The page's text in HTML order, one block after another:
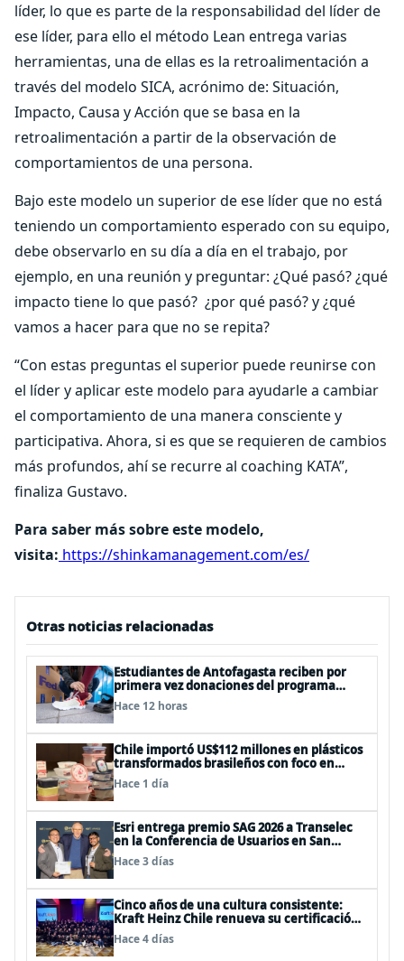
líder, lo que es parte de la responsabilidad del líder de
ese líder, para ello el método Lean entrega varias
herramientas, una de ellas es la retroalimentación a
través del modelo SICA, acrónimo de: Situación,
Impacto, Causa y Acción que se basa en la
retroalimentación a partir de la observación de
comportamientos de una persona.
Bajo este modelo un superior de ese líder que no está
teniendo un comportamiento esperado con su equipo,
debe observarlo en su día a día en el trabajo, por
ejemplo, en una reunión y preguntar: ¿Qué pasó? ¿qué
impacto tiene lo que pasó? ¿por qué pasó? y ¿qué
vamos a hacer para que no se repita?
“Con estas preguntas el superior puede reunirse con
el líder y aplicar este modelo para ayudarle a cambiar
el comportamiento de una manera consciente y
participativa. Ahora, si es que se requieren de cambios
más profundos, ahí se recurre al coaching KATA”,
finaliza Gustavo.
Para saber más sobre este modelo,
visita: https://shinkamanagement.com/es/
Otras noticias relacionadas
Estudiantes de Antofagasta reciben por
primera vez donaciones del programa
Operation Warm
Hace 12 horas
Chile importó US$112 millones en plásticos
transformados brasileños con foco en
innovación y sostenibilidad
Hace 1 día
Esri entrega premio SAG 2026 a Transelec
en la Conferencia de Usuarios en San
Diego, Estados Unidos
Hace 3 días
Cinco años de una cultura consistente:
Kraft Heinz Chile renueva su certificación
Great Place to Work
Hace 4 días